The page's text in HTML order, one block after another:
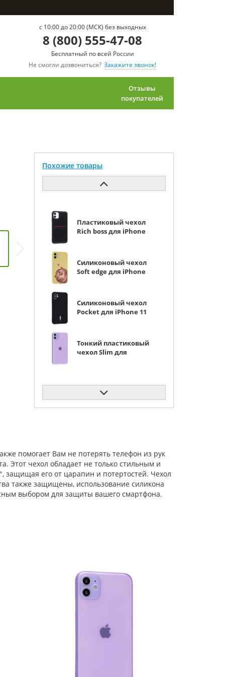
c 10:00 до 20:00 (МСК) без выходных
8 (800) 555-47-08
Бесплатный по всей России
Не смогли дозвониться? Закажите звонок!
Отзывы
покупателей
Похожие товары
Пластиковый чехол
Rich boss для iPhone
Силиконовый чехол
Soft edge для iPhone
Силиконовый чехол
Pocket для iPhone 11
Тонкий пластиковый
чехол Slim для
Защитное стекло
КейсБерри SD для
iPhone 11 черное
Силиконовый чехол
Matte edge для
iPhone 11
прозрачный голубой
лавандовый
Силиконовый чехол
Cat ears для iPhone 11
прозрачный
Силиконовый чехол
Big wave для iPhone
Gradient color для
помогает Вам не потерять телефон из рук
Этот чехол обладает не только стильным и
защищая его от царапин и потертостей. Чехол
также защищены, использование силикона
выбором для защиты вашего смартфона.